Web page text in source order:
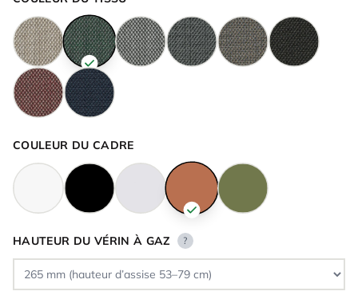
COULEUR DU CADRE
HAUTEUR DU VÉRIN À GAZ ?